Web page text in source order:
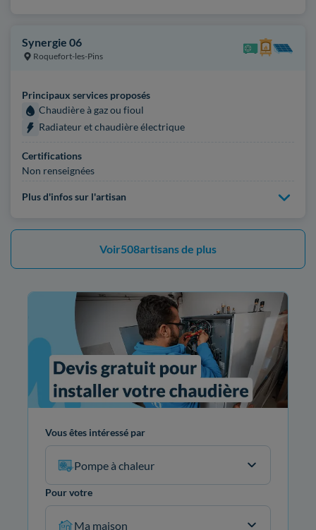
Synergie 06
Roquefort-les-Pins
Principaux services proposés
Chaudière à gaz ou fioul
Radiateur et chaudière électrique
Certifications
Non renseignées
Plus d'infos sur l'artisan
Voir508artisans de plus
Vous êtes intéressé par
Pompe à chaleur
Pour votre
Ma maison